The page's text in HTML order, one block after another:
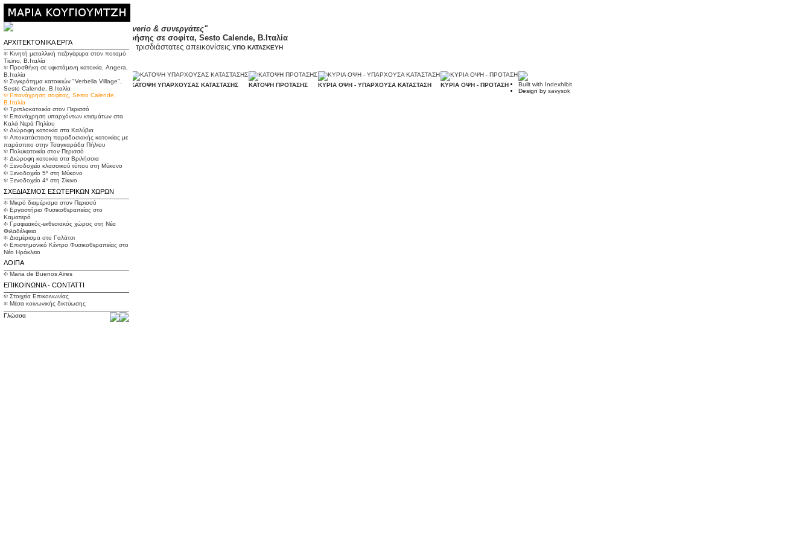
ΑΡΧΙΤΕΚΤΟΝΙΚΑ ΕΡΓΑ
፨ Κινητή μεταλλική πεζογέφυρα στον ποταμό
Ticino, Β.Ιταλία
፨ Προσθήκη σε υφιστάμενη κατοικία, Angera,
Β.Ιταλία
፨ Συγκρότημα κατοικιών "Verbella Village",
Sesto Calende, Β.Ιταλία
፨ Επανάχρηση σοφίτας, Sesto Calende,
Β.Ιταλία
፨ Τριπλοκατοικία στον Περισσό
፨ Επανάχρηση υπαρχόντων κτισμάτων στα
Καλά Νερά Πηλίου
፨ Διώροφη κατοικία στα Καλύβια
፨ Αποκατάσταση παραδοσιακής κατοικίας με
παράσπιτο στην Τσαγκαράδα Πήλιου
፨ Πολυκατοικία στον Περισσό
፨ Διώροφη κατοικία στα Βριλήσσια
፨ Ξενοδοχείο κλασσικού τύπου στη Μύκονο
፨ Ξενοδοχείο 5* στη Μύκονο
፨ Ξενοδοχείο 4* στη Σίκινο
ΣΧΕΔΙΑΣΜΟΣ ΕΣΩΤΕΡΙΚΩΝ ΧΩΡΩΝ
፨ Μικρό διαμέρισμα στον Περισσό
፨ Εργαστήριο Φυσικοθεραπείας στο
Καματερό
፨ Γραφειακός-εκθεσιακός χώρος στη Νέα
Φιλαδέλφεια
፨ Διαμέρισμα στο Γαλάτσι
፨ Επιστημονικό Κέντρο Φυσικοθεραπείας στο
Νέο Ηράκλειο
ΛΟΙΠΑ
፨ Maria de Buenos Aires
ΕΠΙΚΟΙΝΩΝΙΑ - CONTATTI
፨ Στοιχεία Επικοινωνίας
፨ Μέσα κοινωνικής δικτύωσης
Γλώσσα
Αρχιτεκτονικό γραφείο
"Claudio Daverio & συνεργάτες"
2016, Αποκατάσταση και αλλαγή χρήσης σε σοφίτα, Sesto Calende, Β.Ιταλία
Συμμετοχή στην αρχιτεκτονική μελέτη, τρισδιάστατες απεικονίσεις.ΥΠΟ ΚΑΤΑΣΚΕΥΗ
ΤΡΙΣΔΙΑΣΤΑΤΕΣ ΑΠΟΨΕΙΣ ΠΡΟΤΑΣΗΣ ΚΑΤΟΨΗ ΥΠΑΡΧΟΥΣΑΣ ΚΑΤΑΣΤΑΣΗΣ ΚΑΤΟΨΗ ΠΡΟΤΑΣΗΣ ΚΥΡΙΑ ΟΨΗ - ΥΠΑΡΧΟΥΣΑ ΚΑΤΑΣΤΑΣΗ ΚΥΡΙΑ ΟΨΗ - ΠΡΟΤΑΣΗ Built with Indexhibit
Design by savysok